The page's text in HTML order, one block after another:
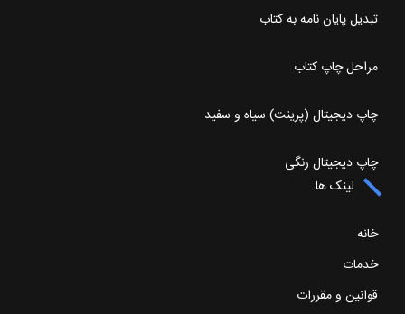
تبدیل پایان نامه به کتاب
مراحل چاپ کتاب
چاپ دیجیتال (پرینت) سیاه و سفید
چاپ دیجیتال رنگی
لینک ها
خانه
خدمات
قوانین و مقررات